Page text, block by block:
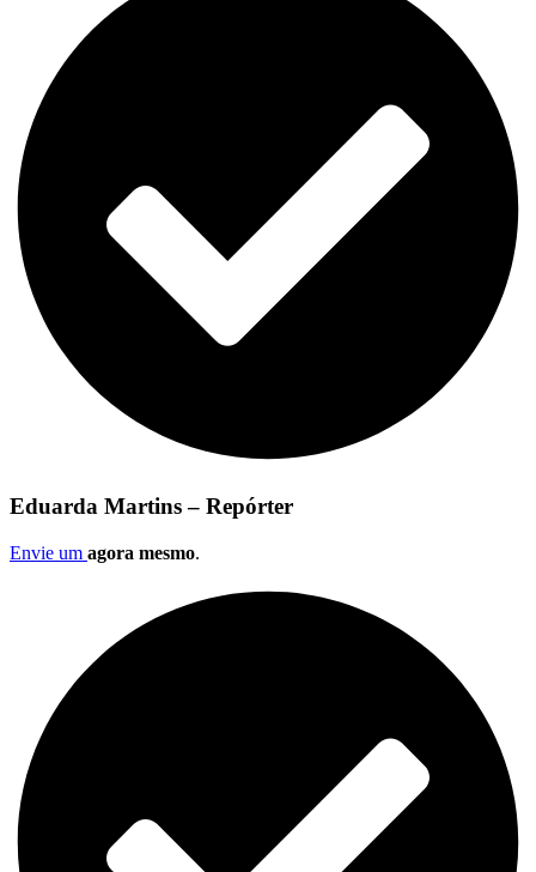
Eduarda Martins – Repórter
Envie um agora mesmo.